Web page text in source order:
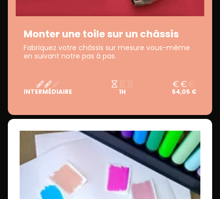
Monter une toile sur un châssis
Fabriquez votre châssis sur mesure vous-même
en suivant notre pas à pas.
INTERMÉDIAIRE 1H 54,05 €